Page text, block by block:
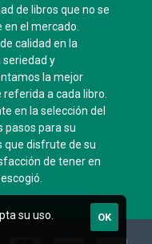
de libros que no se
el mercado.
calidad en la
seriedad y
la mejor
a cada libro.
en la selección del
pasos para su
que disfrute de su
de tener en
OK
su uso.